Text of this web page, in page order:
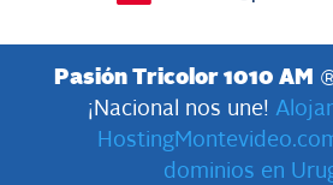
Pasión Tricolor 1010 AM
¡Nacional nos une!
dominios en